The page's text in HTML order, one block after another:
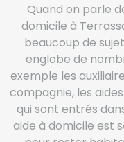
Quand on parle
domicile à
beaucoup de
englobe de
exemple les
compagnie, les
qui sont entrés
aide à domicile est